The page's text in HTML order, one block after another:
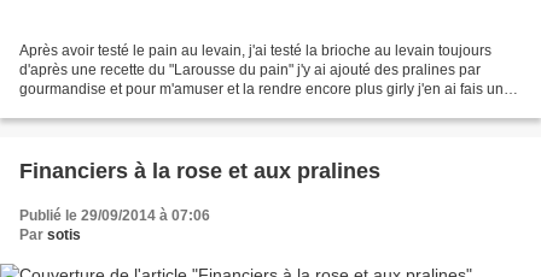
Après avoir testé le pain au levain, j'ai testé la brioche au levain toujours
d'après une recette du "Larousse du pain" j'y ai ajouté des pralines par
gourmandise et pour m'amuser et la rendre encore plus girly j'en ai fais une
Financiers à la rose et aux pralines
Publié le 29/09/2014 à 07:06
Par sotis